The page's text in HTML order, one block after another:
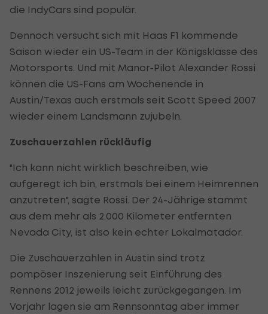
die IndyCars sind populär.
Dennoch versucht sich mit Haas F1 kommende
Saison wieder ein US-Team in der Königsklasse des
Motorsports. Und mit Manor-Pilot Alexander Rossi
können die US-Fans am Wochenende in
Austin/Texas auch erstmals seit Scott Speed 2007
wieder einem Landsmann zujubeln.
Zuschauerzahlen rückläufig
"Ich kann nicht wirklich beschreiben, wie
aufgeregt ich bin, erstmals bei einem Heimrennen
anzutreten", sagte Rossi. Der 24-Jährige stammt
aus dem mehr als 2.000 Kilometer entfernten
Nevada City, ist also kein echter Lokalmatador.
Die Zuschauerzahlen in Austin sind trotz
pompöser Inszenierung seit Einführung des
Rennens 2012 jeweils leicht zurückgegangen. Im
Vorjahr lagen sie am Rennsonntag aber immer